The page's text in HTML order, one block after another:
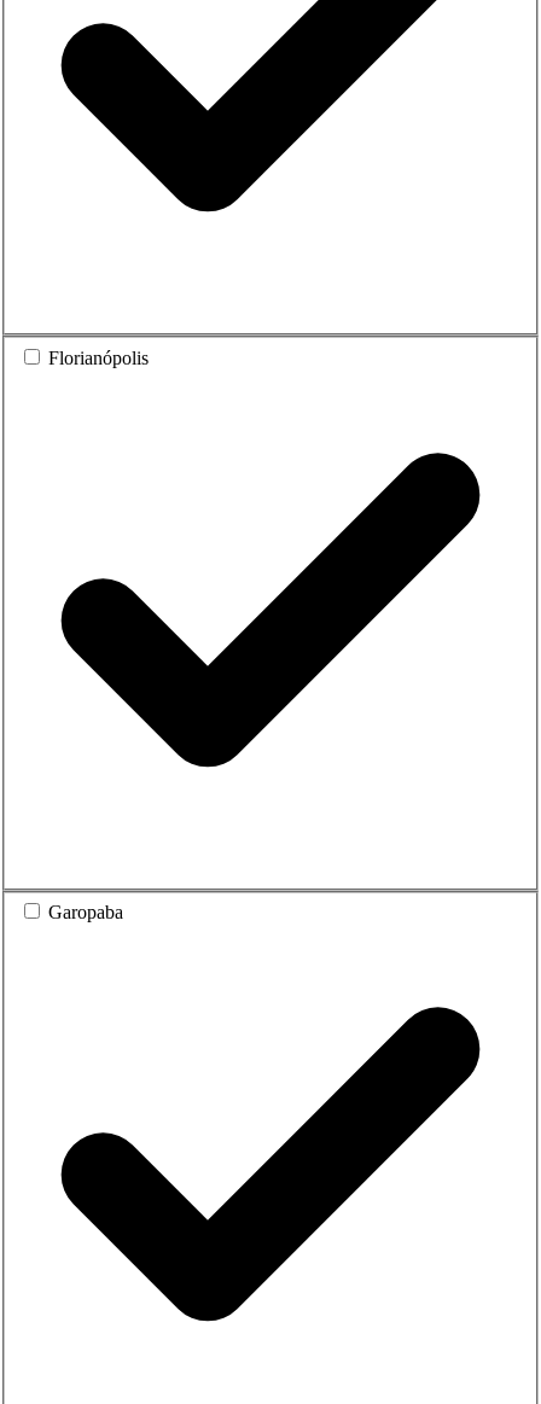
Florianópolis
Garopaba